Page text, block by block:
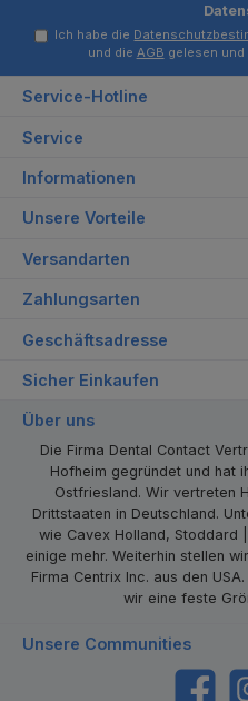
Ich habe die
und die AGB gelesen
Service-Hotline
Service
Informationen
Unsere Vorteile
Versandarten
Zahlungsarten
Geschäftsadresse
Sicher Einkaufen
Über uns
Die Firma Dental Contact
Hofheim gegründet und hat
Ostfriesland. Wir vertreten
Drittstaaten in Deutschland.
wie Cavex Holland, Stoddard
einige mehr. Weiterhin stellen
Firma Centrix Inc. aus den
wir eine feste
Unsere Communities